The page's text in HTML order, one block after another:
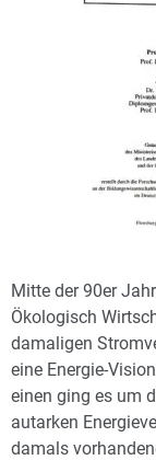
Mitte der 90er
Ökologisch
damaligen
eine Energie-
einen ging es um
autarken
damals